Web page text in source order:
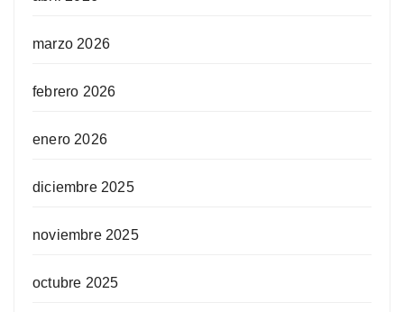
marzo 2026
febrero 2026
enero 2026
diciembre 2025
noviembre 2025
octubre 2025